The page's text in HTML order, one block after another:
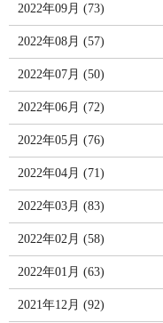
2022年09月 (73)
2022年08月 (57)
2022年07月 (50)
2022年06月 (72)
2022年05月 (76)
2022年04月 (71)
2022年03月 (83)
2022年02月 (58)
2022年01月 (63)
2021年12月 (92)